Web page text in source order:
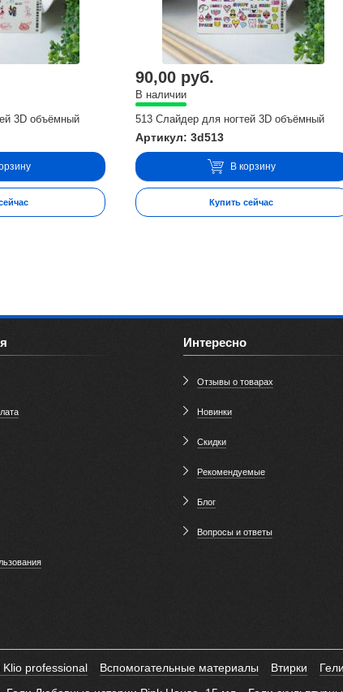
3D объёмный
90,00 руб.
В наличии
513 Слайдер для ногтей 3D объёмный
Артикул: 3d513
В корзину
Купить сейчас
Интересно
Отзывы о товарах
Новинки
Скидки
Рекомендуемые
Блог
Вопросы и ответы
Klio professional Вспомогательные материалы Втирки